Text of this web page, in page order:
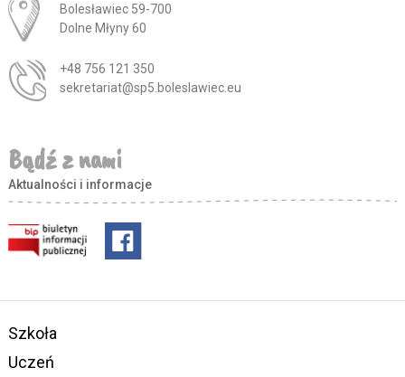
Adres pocztowy:
Bolesławiec 59-700
Dolne Młyny 60
+48 756 121 350
sekretariat@sp5.boleslawiec.eu
Bądź z nami
Aktualności i informacje
Szkoła
Uczeń